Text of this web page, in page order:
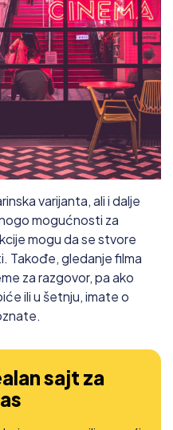
varijanta, ali i dalje
mogućnosti za
mogu da se stvore
Takođe, gledanje filma
za razgovor, pa ako
ili u šetnju, imate o
sajt za